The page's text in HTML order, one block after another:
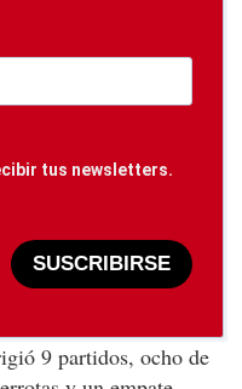
tus newsletters.
SUSCRIBIRSE
9 partidos, ocho de